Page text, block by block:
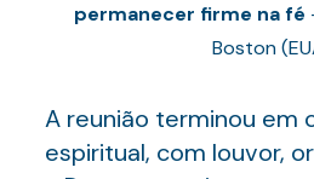
permanecer firme na fé
Boston
A reunião terminou em
espiritual, com louvor,